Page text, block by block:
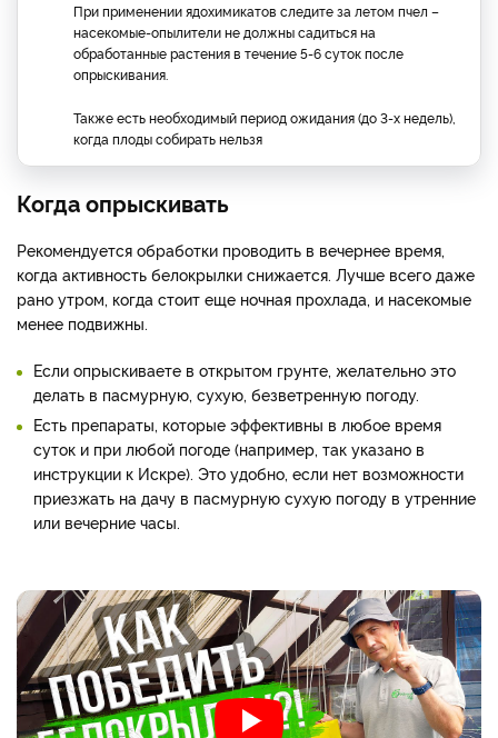
При применении ядохимикатов следите за летом пчел –
насекомые-опылители не должны садиться на
обработанные растения в течение 5-6 суток после
опрыскивания.
Также есть необходимый период ожидания (до 3-х недель),
когда плоды собирать нельзя
Когда опрыскивать
Рекомендуется обработки проводить в вечернее время,
когда активность белокрылки снижается. Лучше всего даже
рано утром, когда стоит еще ночная прохлада, и насекомые
менее подвижны.
Если опрыскиваете в открытом грунте, желательно это
делать в пасмурную, сухую, безветренную погоду.
Есть препараты, которые эффективны в любое время
суток и при любой погоде (например, так указано в
инструкции к Искре). Это удобно, если нет возможности
приезжать на дачу в пасмурную сухую погоду в утренние
или вечерние часы.